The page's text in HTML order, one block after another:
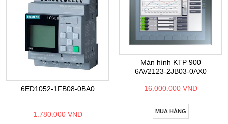
6ED1052-1FB08-0BA0
1.780.000 VND
Màn hình KTP 900
6AV2123-2JB03-0AX0
16.000.000 VND
MUA HÀNG